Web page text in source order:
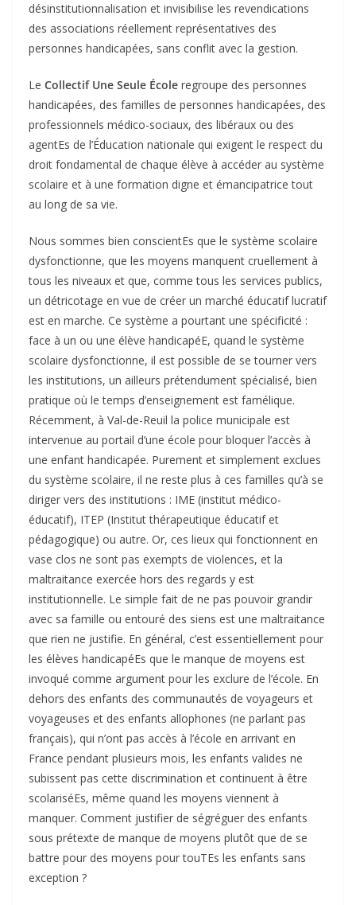
désinstitutionnalisation et invisibilise les revendications
des associations réellement représentatives des
personnes handicapées, sans conflit avec la gestion.
Le Collectif Une Seule École regroupe des personnes
handicapées, des familles de personnes handicapées, des
professionnels médico-sociaux, des libéraux ou des
agentEs de l’Éducation nationale qui exigent le respect du
droit fondamental de chaque élève à accéder au système
scolaire et à une formation digne et émancipatrice tout
au long de sa vie.
Nous sommes bien conscientEs que le système scolaire
dysfonctionne, que les moyens manquent cruellement à
tous les niveaux et que, comme tous les services publics,
un détricotage en vue de créer un marché éducatif lucratif
est en marche. Ce système a pourtant une spécificité :
face à un ou une élève handicapéE, quand le système
scolaire dysfonctionne, il est possible de se tourner vers
les institutions, un ailleurs prétendument spécialisé, bien
pratique où le temps d’enseignement est famélique.
Récemment, à Val-de-Reuil la police municipale est
intervenue au portail d’une école pour bloquer l’accès à
une enfant handicapée. Purement et simplement exclues
du système scolaire, il ne reste plus à ces familles qu’à se
diriger vers des institutions : IME (institut médico-
éducatif), ITEP (Institut thérapeutique éducatif et
pédagogique) ou autre. Or, ces lieux qui fonctionnent en
vase clos ne sont pas exempts de violences, et la
maltraitance exercée hors des regards y est
institutionnelle. Le simple fait de ne pas pouvoir grandir
avec sa famille ou entouré des siens est une maltraitance
que rien ne justifie. En général, c’est essentiellement pour
les élèves handicapéEs que le manque de moyens est
invoqué comme argument pour les exclure de l’école. En
dehors des enfants des communautés de voyageurs et
voyageuses et des enfants allophones (ne parlant pas
français), qui n’ont pas accès à l’école en arrivant en
France pendant plusieurs mois, les enfants valides ne
subissent pas cette discrimination et continuent à être
scolariséEs, même quand les moyens viennent à
manquer. Comment justifier de ségréguer des enfants
sous prétexte de manque de moyens plutôt que de se
battre pour des moyens pour touTEs les enfants sans
exception ?